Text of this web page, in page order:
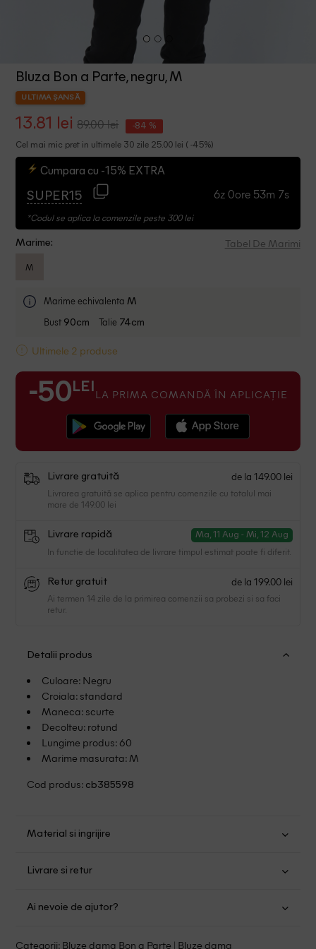
Bluza Bon a Parte, negru, M
ULTIMA ȘANSĂ
13.81 lei 89.00 lei -84 %
Cel mai mic pret in ultimele 30 zile 25.00 lei ( -45%)
Cumpara cu -15% EXTRA
SUPER15 6z 0ore 53m 6s
*Codul se aplica la comenzile peste 300 lei
Marime: Tabel De Marimi
M
Marime echivalenta M
Bust 90cm Talie 74cm
Ultimele 2 produse
-50 LEI LA PRIMA COMANDĂ ÎN APLICAȚIE
Livrare gratuită de la 149.00 lei
Livrarea gratuită se aplica pentru comenzile cu totalul mai
mare de 149.00 lei
Livrare rapidă Ma, 11 Aug - Mi, 12 Aug
In functie de localitatea de livrare timpul estimat poate fi diferit.
Retur gratuit de la 199.00 lei
Ai termen 14 zile de la primirea comenzii sa probezi si sa faci
retur.
Detalii produs
Culoare: Negru
Croiala: standard
Maneca: scurte
Decolteu: rotund
Lungime produs: 60
Marime masurata: M
Cod produs: cb385598
Material si ingrijire
Nu folositi inalbitor
Nu uscati in uscator
Livrare si retur
mare de 149.00 lei.
Ai nevoie de ajutor?
Categorii: Bluze dama Bon a Parte | Bluze dama